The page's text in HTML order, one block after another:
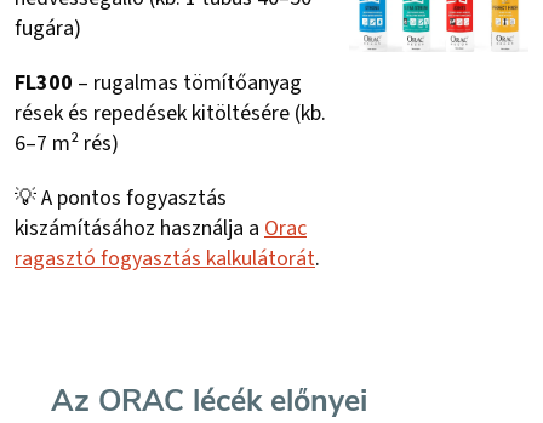
fugára)
FL300 – rugalmas tömítőanyag
rések és repedések kitöltésére (kb.
6–7 m² rés)
💡 A pontos fogyasztás
kiszámításához használja a Orac
ragasztó fogyasztás kalkulátorát.
Az ORAC lécék előnyei